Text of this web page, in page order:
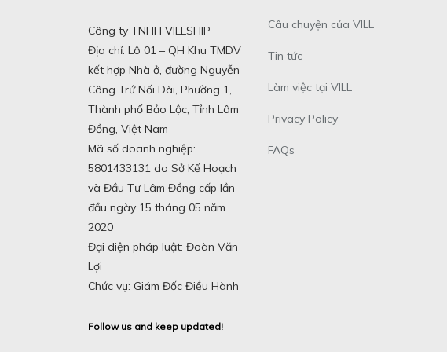
Công ty TNHH VILLSHIP
Địa chỉ: Lô 01 – QH Khu TMDV
kết hợp Nhà ở, đường Nguyễn
Công Trứ Nối Dài, Phường 1,
Thành phố Bảo Lộc, Tỉnh Lâm
Đồng, Việt Nam
Mã số doanh nghiệp:
5801433131 do Sở Kế Hoạch
và Đầu Tư Lâm Đồng cấp lần
đầu ngày 15 tháng 05 năm
2020
Đại diện pháp luật: Đoàn Văn
Lợi
Chức vụ: Giám Đốc Điều Hành
Follow us and keep updated!
Câu chuyện của VILL
Tin tức
Làm việc tại VILL
Privacy Policy
FAQs